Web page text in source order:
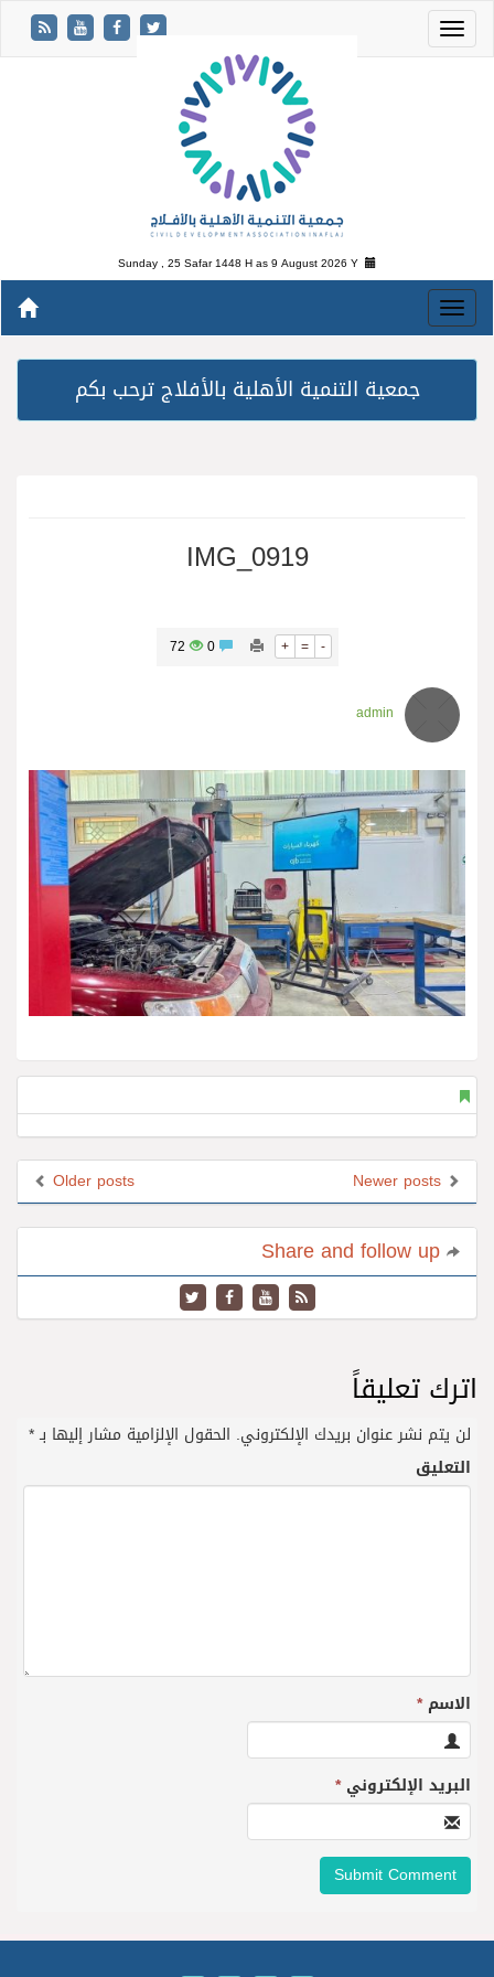
Sunday , 25 Safar 1448 H as9 August 2026 Y
جمعية التنمية الأهلية بالأفلاج ترحب بكم
IMG_0919
+ = -
0
72
admin
Older posts
اترك تعليقاً
لن يتم نشر عنوان بريدك الإلكتروني. الحقول الإلزامية مشار إليها بـ*
التعليق
الاسم*
البريد الإلكتروني*